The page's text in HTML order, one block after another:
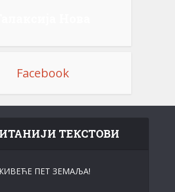
Facebook
ТЕКСТОВИ
ПЕТ ЗЕМАЉА!